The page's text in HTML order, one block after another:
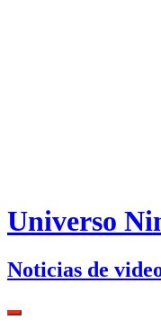
Universo
Noticias de